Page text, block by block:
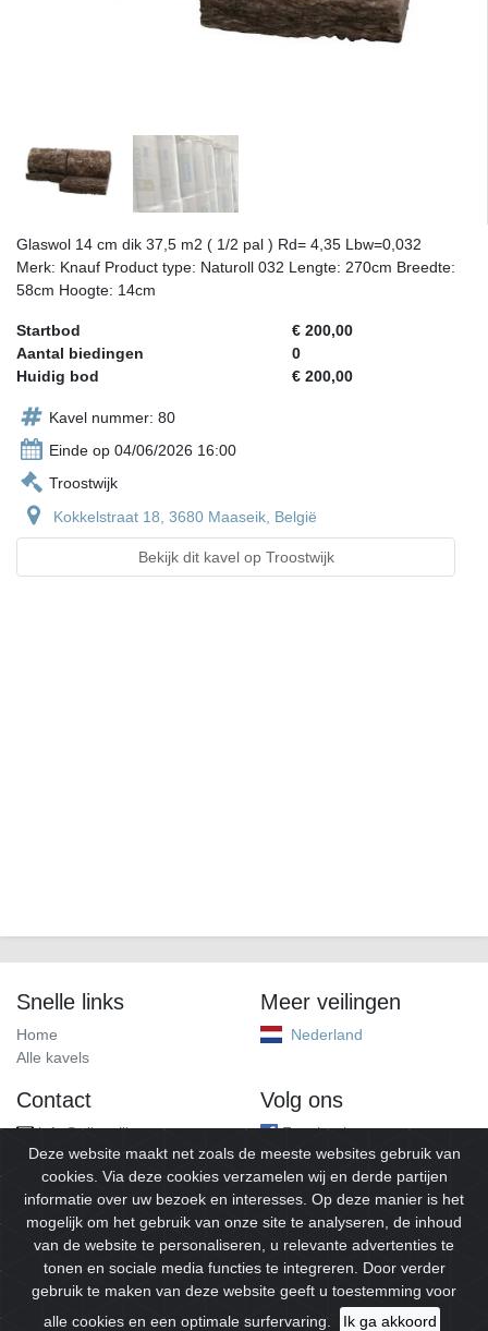
Glaswol 14 cm dik 37,5 m2 ( 1/2 pal ) Rd= 4,35 Lbw=0,032
Merk: Knauf Product type: Naturoll 032 Lengte: 270cm Breedte:
58cm Hoogte: 14cm
Startbod
€ 200,00
Aantal biedingen
0
Huidig bod
€ 200,00
Kavel nummer: 80
Einde op 04/06/2026 16:00
Troostwijk
Kokkelstraat 18, 3680 Maaseik, België
Bekijk dit kavel op Troostwijk
Snelle links
Home
Alle kavels
Meer veilingen
Nederland
Contact
info@alleveilingen.net
Volg ons
Facebook
© 2026Alleveilingen.Alle rechten voorbehouden.
Deze website maakt net zoals de meeste websites gebruik van
cookies. Via deze cookies verzamelen wij en derde partijen
informatie over uw bezoek en interesses. Op deze manier is het
mogelijk om het gebruik van onze site te analyseren, de inhoud
van de website te personaliseren, u relevante advertenties te
tonen en sociale media functies te integreren. Door verder
gebruik te maken van deze website geeft u toestemming voor
alle cookies en een optimale surfervaring.
Ik ga akkoord